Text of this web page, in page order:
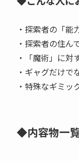
・探索者の「能
・探索者の住ん
・「魔術」に対
・ギャグだけで
・特殊なギミッ
◆内容物一